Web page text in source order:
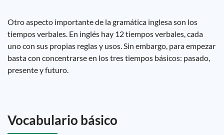
Otro aspecto importante de la gramática inglesa son los
tiempos verbales. En inglés hay 12 tiempos verbales, cada
uno con sus propias reglas y usos. Sin embargo, para empezar
basta con concentrarse en los tres tiempos básicos: pasado,
presente y futuro.
Vocabulario básico